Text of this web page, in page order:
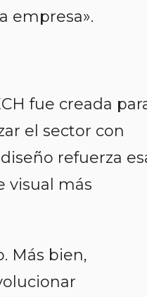
empresa».
fue creada
el sector con
refuerza
visual más
Más bien,